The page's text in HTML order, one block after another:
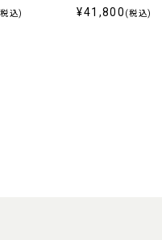
込) ¥41,800 (税込)